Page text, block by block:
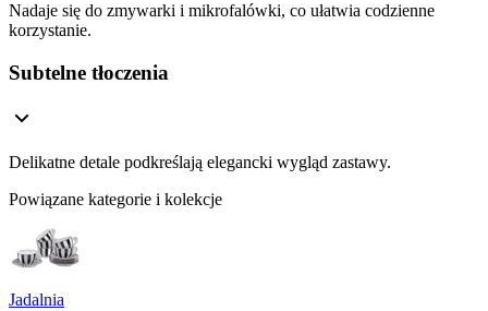
Nadaje się do zmywarki i mikrofalówki, co ułatwia codzienne
korzystanie.
Subtelne tłoczenia
Delikatne detale podkreślają elegancki wygląd zastawy.
Powiązane kategorie i kolekcje
Jadalnia